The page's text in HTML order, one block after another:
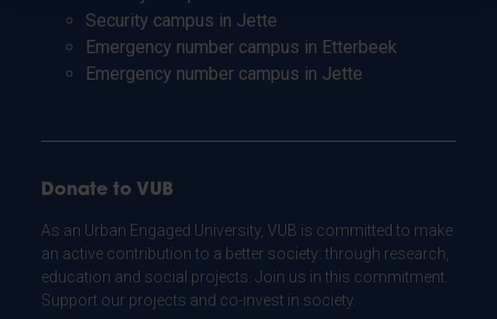
Security campus in Jette
Emergency number campus in Etterbeek
Emergency number campus in Jette
Donate to VUB
As an Urban Engaged University, VUB is committed to make
an active contribution to a better society: through research,
education and social projects. Join us in this commitment.
Support our projects and co-invest in society.